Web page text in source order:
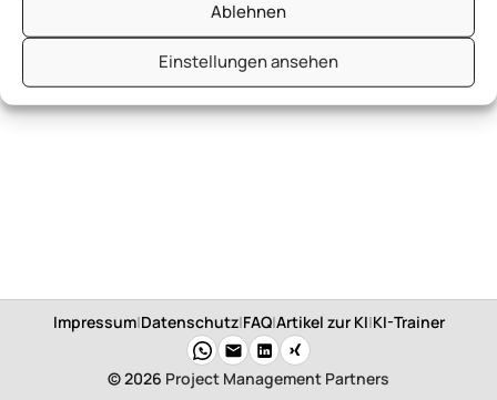
Ablehnen
Einstellungen ansehen
Impressum|Datenschutz|FAQ|Artikel zur KI|KI-Trainer
© 2026 Project Management Partners